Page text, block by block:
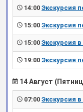
14:00 Экскурсия
15:00 Экскурсия
15:00 Экскурсия
19:00 Экскурсия
14 Август
07:00 Экскурсия